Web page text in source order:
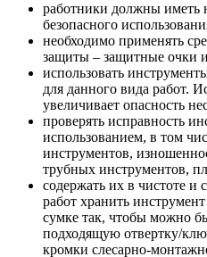
работники должны иметь
безопасного
необходимо применять
защиты – защитные очки
использовать
для данного вида работ.
увеличивает опасность
проверять исправность
использованием, в том
инструментов,
трубных инструментов,
содержать их в чистоте и
работ хранить
сумке так, чтобы можно
подходящую отвертку/
кромки слесарно-